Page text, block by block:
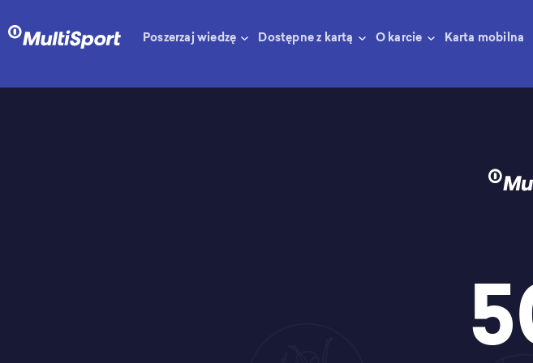
Poszerzaj wiedzę Dostępne z kartą O karcie Karta mobilna